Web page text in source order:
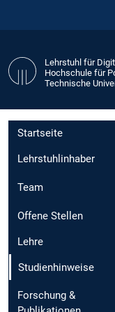
Lehrstuhl für
Hochschule für
Technische
Startseite
Lehrstuhlinhaber
Team
Offene Stellen
Lehre
Studienhinweise
Forschung &